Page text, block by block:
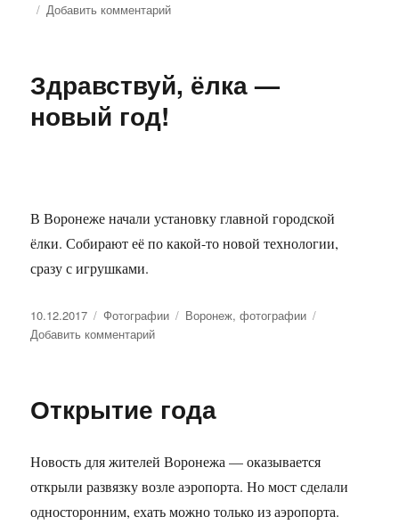
Добавить комментарий
Здравствуй, ёлка —
новый год!
В Воронеже начали установку главной городской
ёлки. Собирают её по какой-то новой технологии,
сразу с игрушками.
Опубликовано
10.12.2017 Рубрики
Фотографии Метки
Воронеж,фотографии
Добавить комментарий
—
новый
Открытие года
Новость для жителей Воронежа — оказывается
открыли развязку возле аэропорта. Но мост сделали
односторонним, ехать можно только из аэропорта.